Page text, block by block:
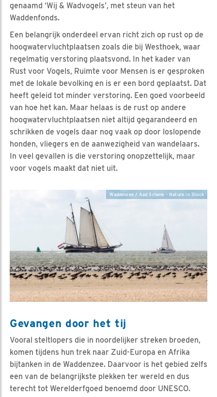
genaamd ‘Wij & Wadvogels’, met steun van het
Waddenfonds.
Een belangrijk onderdeel ervan richt zich op rust op de
hoogwatervluchtplaatsen zoals die bij Westhoek, waar
regelmatig verstoring plaatsvond. In het kader van
Rust voor Vogels, Ruimte voor Mensen is er gesproken
met de lokale bevolking en is er een bord geplaatst. Dat
heeft geleid tot minder verstoring. Een goed voorbeeld
van hoe het kan. Maar helaas is de rust op andere
hoogwatervluchtplaatsen niet altijd gegarandeerd en
schrikken de vogels daar nog vaak op door loslopende
honden, vliegers en de aanwezigheid van wandelaars.
In veel gevallen is die verstoring onopzettelijk, maar
voor vogels maakt dat niet uit.
Waddenzee / Aad Schenk - Nature in Stock
Gevangen door het tij
Vooral steltlopers die in noordelijker streken broeden,
komen tijdens hun trek naar Zuid-Europa en Afrika
bijtanken in de Waddenzee. Daarvoor is het gebied zelfs
een van de belangrijkste plekken ter wereld en dus
terecht tot Werelderfgoed benoemd door UNESCO.